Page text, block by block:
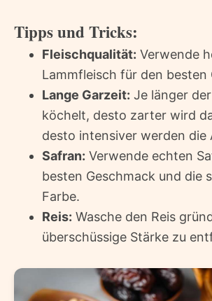
Tipps und Tricks:
Fleischqualität: Verwende
Lammfleisch für den besten
Lange Garzeit: Je länger
köchelt, desto zarter wird
desto intensiver werden die
Safran: Verwende echten
besten Geschmack und die
Farbe.
Reis: Wasche den Reis
überschüssige Stärke zu